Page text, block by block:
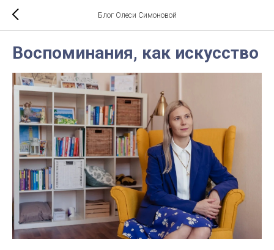
Блог Олеси Симоновой
Воспоминания, как искусство